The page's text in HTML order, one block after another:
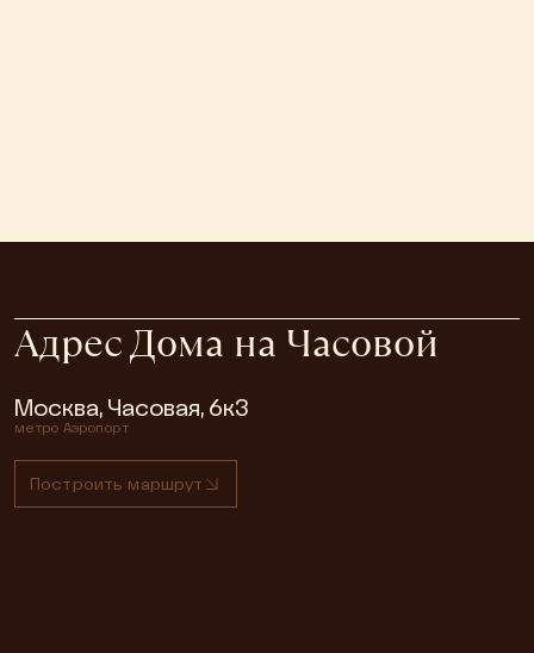
Адрес Дома на Часовой
Москва, Часовая, 6к3
метро Аэропорт
Построить маршрут